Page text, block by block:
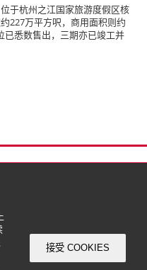
接受 COOKIES
于杭州之江国家旅游度假区核
227万平方呎，商用面积则约
已悉数售出，三期亦已竣工并
有限公司)